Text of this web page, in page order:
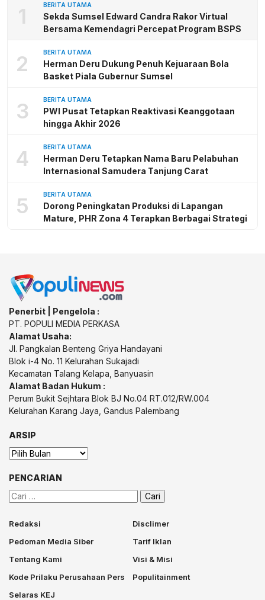
1 BERITA UTAMA
Sekda Sumsel Edward Candra Rakor Virtual
Bersama Kemendagri Percepat Program BSPS
2 BERITA UTAMA
Herman Deru Dukung Penuh Kejuaraan Bola
Basket Piala Gubernur Sumsel
3 BERITA UTAMA
PWI Pusat Tetapkan Reaktivasi Keanggotaan
hingga Akhir 2026
4 BERITA UTAMA
Herman Deru Tetapkan Nama Baru Pelabuhan
Internasional Samudera Tanjung Carat
5 BERITA UTAMA
Dorong Peningkatan Produksi di Lapangan
Mature, PHR Zona 4 Terapkan Berbagai Strategi
Penerbit | Pengelola :
PT. POPULI MEDIA PERKASA
Alamat Usaha:
Jl. Pangkalan Benteng Griya Handayani
Blok i-4 No. 11 Kelurahan Sukajadi
Kecamatan Talang Kelapa, Banyuasin
Alamat Badan Hukum :
Perum Bukit Sejhtara Blok BJ No.04 RT.012/RW.004
Kelurahan Karang Jaya, Gandus Palembang
ARSIP
Arsip
PENCARIAN
Cari
Redaksi
Disclimer
Pedoman Media Siber
Tarif Iklan
Tentang Kami
Visi & Misi
Kode Prilaku Perusahaan Pers
Selaras KEJ
Populitainment